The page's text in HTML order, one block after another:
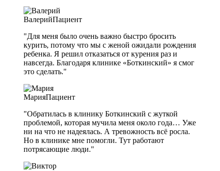
ВалерийПациент
"Для меня было очень важно быстро бросить
курить, потому что мы с женой ожидали рождения
ребенка. Я решил отказаться от курения раз и
навсегда. Благодаря клинике «Боткинский» я смог
это сделать."
МарияПациент
"Обратилась в клинику Боткинский с жуткой
проблемой, которая мучила меня около года… Уже
ни на что не надеялась. А тревожность всё росла.
Но в клинике мне помогли. Тут работают
потрясающие люди."